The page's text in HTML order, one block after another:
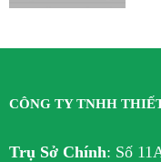
CÔNG TY TNHH
Trụ Sở Chính: Số